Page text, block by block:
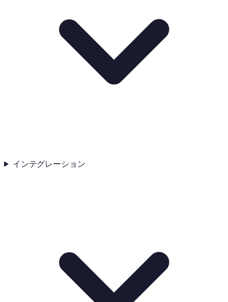
インテグレーション